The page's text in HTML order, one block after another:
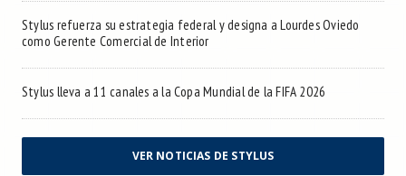
Stylus refuerza su estrategia federal y designa a Lourdes Oviedo
como Gerente Comercial de Interior
Stylus lleva a 11 canales a la Copa Mundial de la FIFA 2026
VER NOTICIAS DE STYLUS